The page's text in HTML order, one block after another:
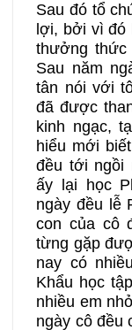
Sau đó tổ
lợi, bởi vì đó
thưởng thức
Sau năm
tân nói với
đã được
kinh ngạc,
hiểu mới
đều tới ngồi
ấy lại học
ngày đều lễ
con của cô
từng gặp
nay có
Khẩu học
nhiều em
ngày cô đều